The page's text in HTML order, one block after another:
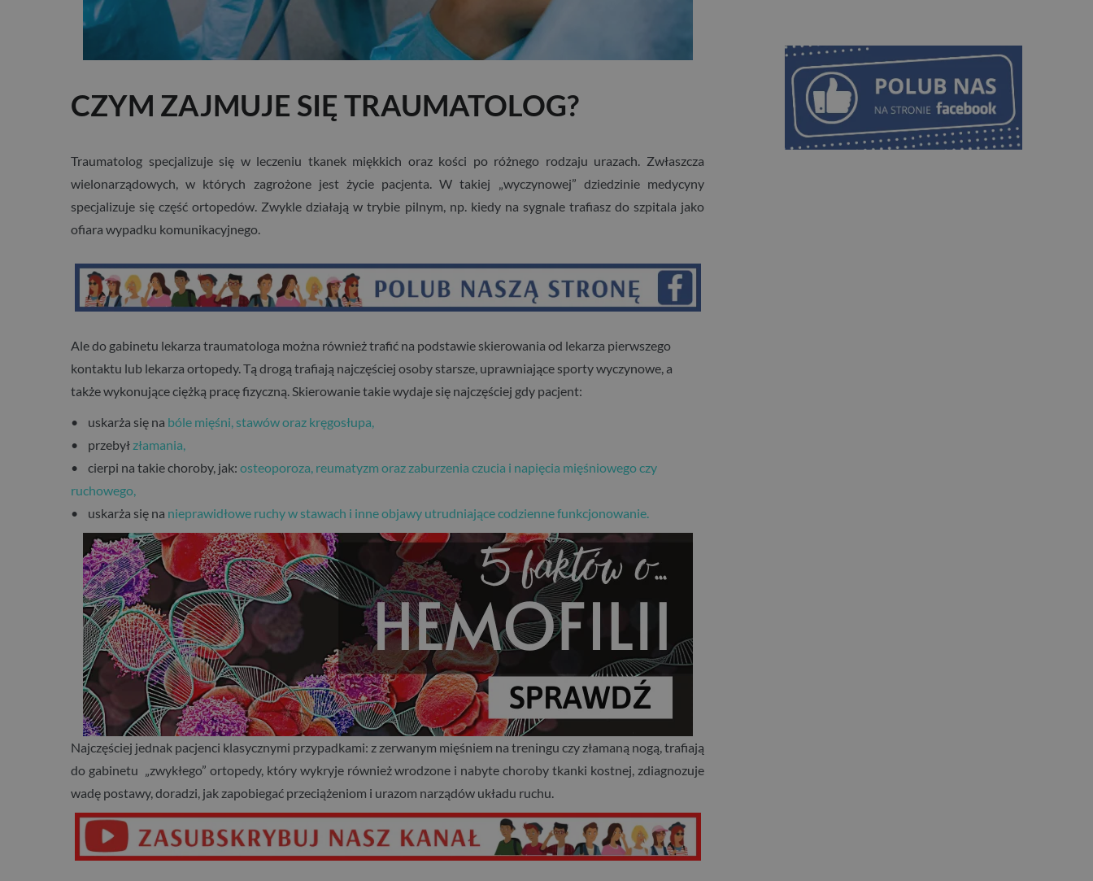
CZYM ZAJMUJE SIĘ TRAUMATOLOG?
Traumatolog specjalizuje się w leczeniu tkanek miękkich oraz kości po różnego rodzaju urazach. Zwłaszcza
wielonarządowych, w których zagrożone jest życie pacjenta. W takiej „wyczynowej” dziedzinie medycyny
specjalizuje się część ortopedów. Zwykle działają w trybie pilnym, np. kiedy na sygnale trafiasz do szpitala jako
ofiara wypadku komunikacyjnego.
Ale do gabinetu lekarza traumatologa można również trafić na podstawie skierowania od lekarza pierwszego
kontaktu lub lekarza ortopedy. Tą drogą trafiają najczęściej osoby starsze, uprawniające sporty wyczynowe, a
także wykonujące ciężką pracę fizyczną. Skierowanie takie wydaje się najczęściej gdy pacjent:
• uskarża się na bóle mięśni, stawów oraz kręgosłupa,
• przebył złamania,
• cierpi na takie choroby, jak: osteoporoza, reumatyzm oraz zaburzenia czucia i napięcia mięśniowego czy
ruchowego,
• uskarża się na nieprawidłowe ruchy w stawach i inne objawy utrudniające codzienne funkcjonowanie.
Najczęściej jednak pacjenci klasycznymi przypadkami: z zerwanym mięśniem na treningu czy złamaną nogą, trafiają
do gabinetu „zwykłego” ortopedy, który wykryje również wrodzone i nabyte choroby tkanki kostnej, zdiagnozuje
wadę postawy, doradzi, jak zapobiegać przeciążeniom i urazom narządów układu ruchu.